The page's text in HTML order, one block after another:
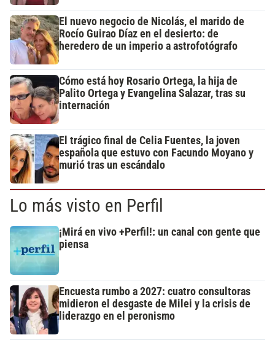
El nuevo negocio de Nicolás, el marido de
Rocío Guirao Díaz en el desierto: de
heredero de un imperio a astrofotógrafo
Cómo está hoy Rosario Ortega, la hija de
Palito Ortega y Evangelina Salazar, tras su
internación
El trágico final de Celia Fuentes, la joven
española que estuvo con Facundo Moyano y
murió tras un escándalo
Lo más visto en Perfil
¡Mirá en vivo +Perfil!: un canal con gente que
piensa
Encuesta rumbo a 2027: cuatro consultoras
midieron el desgaste de Milei y la crisis de
liderazgo en el peronismo